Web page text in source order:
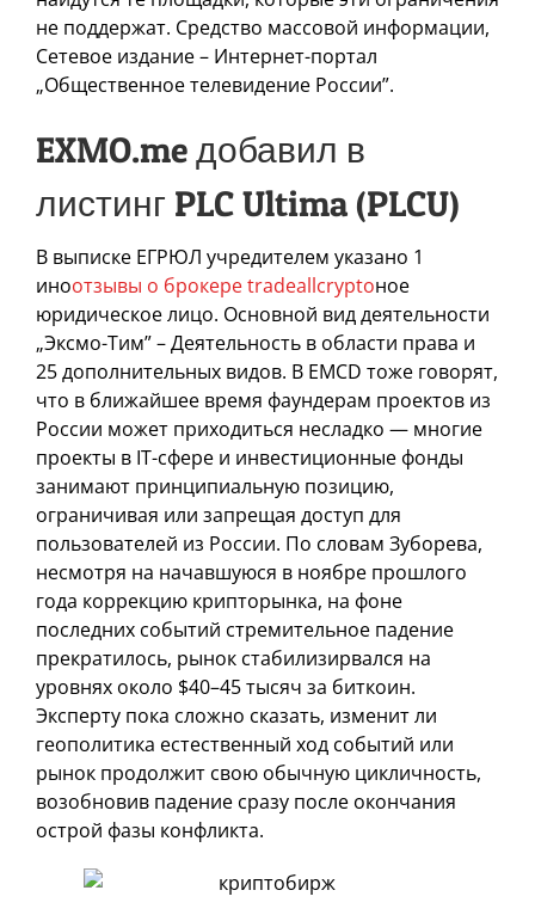
не поддержат. Средство массовой информации,
Сетевое издание – Интернет-портал
„Общественное телевидение России”.
EXMO.me добавил в
листинг PLC Ultima (PLCU)
В выписке ЕГРЮЛ учредителем указано 1
иноотзывы о брокере tradeallcryptoное
юридическое лицо. Основной вид деятельности
„Эксмо-Тим” – Деятельность в области права и
25 дополнительных видов. В EMCD тоже говорят,
что в ближайшее время фаундерам проектов из
России может приходиться несладко — многие
проекты в IТ-сфере и инвестиционные фонды
занимают принципиальную позицию,
ограничивая или запрещая доступ для
пользователей из России. По словам Зуборева,
несмотря на начавшуюся в ноябре прошлого
года коррекцию крипторынка, на фоне
последних событий стремительное падение
прекратилось, рынок стабилизирвался на
уровнях около $40–45 тысяч за биткоин.
Эксперту пока сложно сказать, изменит ли
геополитика естественный ход событий или
рынок продолжит свою обычную цикличность,
возобновив падение сразу после окончания
острой фазы конфликта.